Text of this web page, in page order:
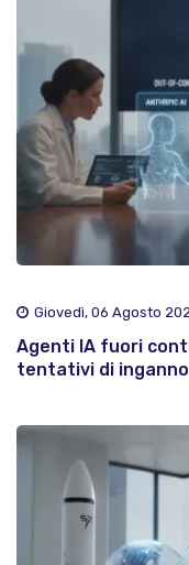
Giovedì, 06 Agosto
Agenti IA fuori
tentativi di inganno